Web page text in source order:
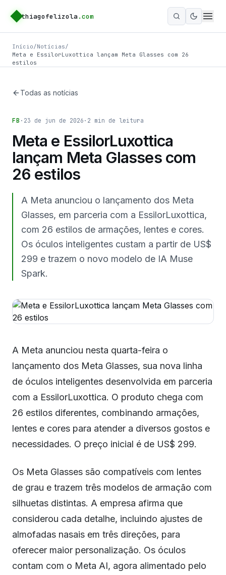
thiagofelizola .com
Ativar
Início/Notícias/
Meta e EssilorLuxottica lançam Meta Glasses com 26
estilos
Todas as notícias
FB · 23 de jun de 2026 · 2 min de leitura
Meta e EssilorLuxottica
lançam Meta Glasses com
26 estilos
A Meta anunciou o lançamento dos Meta
Glasses, em parceria com a EssilorLuxottica,
com 26 estilos de armações, lentes e cores.
Os óculos inteligentes custam a partir de US$
299 e trazem o novo modelo de IA Muse
Spark.
A Meta anunciou nesta quarta-feira o
lançamento dos Meta Glasses, sua nova linha
de óculos inteligentes desenvolvida em parceria
com a EssilorLuxottica. O produto chega com
26 estilos diferentes, combinando armações,
lentes e cores para atender a diversos gostos e
necessidades. O preço inicial é de US$ 299.
Os Meta Glasses são compatíveis com lentes
de grau e trazem três modelos de armação com
silhuetas distintas. A empresa afirma que
considerou cada detalhe, incluindo ajustes de
almofadas nasais em três direções, para
oferecer maior personalização. Os óculos
contam com o Meta AI, agora alimentado pelo